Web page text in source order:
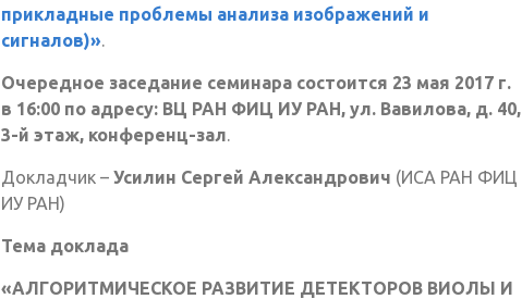
прикладные проблемы анализа изображений и
сигналов)».
Очередное заседание семинара состоится 23 мая 2017 г.
в 16:00 по адресу: ВЦ РАН ФИЦ ИУ РАН, ул. Вавилова, д. 40,
3-й этаж, конференц-зал.
Докладчик –Усилин Сергей Александрович (ИСА РАН ФИЦ
ИУ РАН)
Тема доклада
«АЛГОРИТМИЧЕСКОЕ РАЗВИТИЕ ДЕТЕКТОРОВ ВИОЛЫ И